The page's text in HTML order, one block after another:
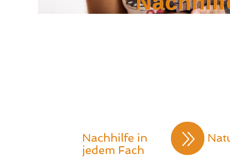
Nachhilfe in
jedem Fach